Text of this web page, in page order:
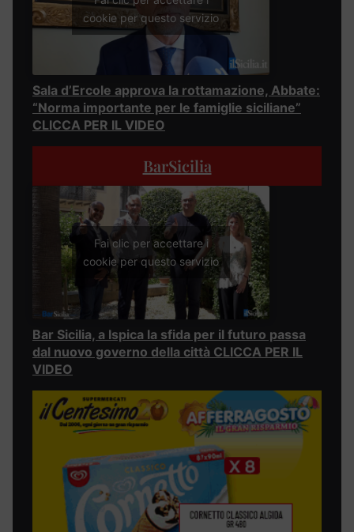
cookie per questo servizio
Sala d’Ercole approva la rottamazione, Abbate:
“Norma importante per le famiglie siciliane”
CLICCA PER IL VIDEO
BarSicilia
Fai clic per accettare i
cookie per questo servizio
Bar Sicilia, a Ispica la sfida per il futuro passa
dal nuovo governo della città CLICCA PER IL
VIDEO